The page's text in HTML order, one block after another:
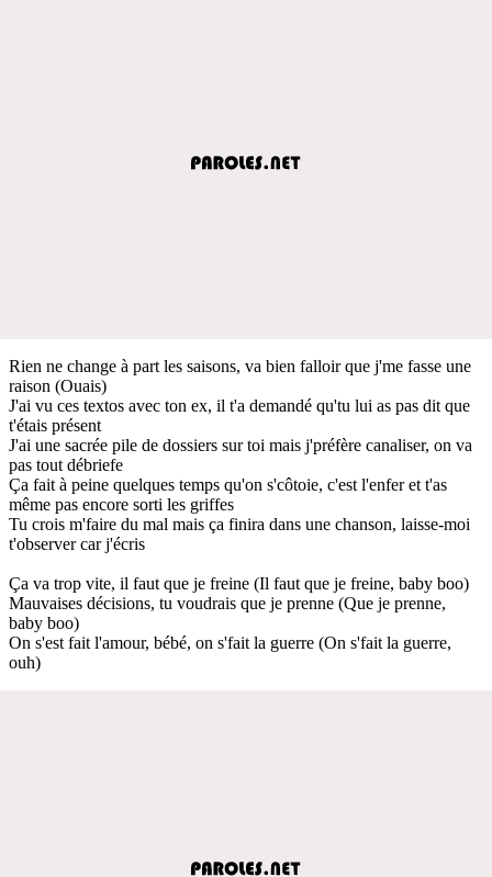
Rien ne change à part les saisons, va bien falloir que j'me fasse une
raison (Ouais)
J'ai vu ces textos avec ton ex, il t'a demandé qu'tu lui as pas dit que
t'étais présent
J'ai une sacrée pile de dossiers sur toi mais j'préfère canaliser, on va
pas tout débriefe
Ça fait à peine quelques temps qu'on s'côtoie, c'est l'enfer et t'as
même pas encore sorti les griffes
Tu crois m'faire du mal mais ça finira dans une chanson, laisse-moi
t'observer car j'écris
Ça va trop vite, il faut que je freine (Il faut que je freine, baby boo)
Mauvaises décisions, tu voudrais que je prenne (Que je prenne,
baby boo)
On s'est fait l'amour, bébé, on s'fait la guerre (On s'fait la guerre,
ouh)